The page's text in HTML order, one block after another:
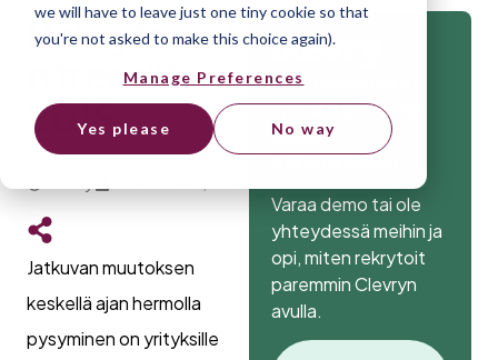
we will have to leave just one tiny cookie so that
you're not asked to make this choice again).
Manage Preferences
Yes please No way
Rekrytoinni
n trendit
2019
Jatkuvan muutoksen
keskellä ajan hermolla
pysyminen on yrityksille
Kaikki rekrytoinnin
työkalut parhaiden
osaajien
tunnistamiseen.
Varaa demo tai ole
yhteydessä meihin ja
opi, miten rekrytoit
paremmin Clevryn
avulla.